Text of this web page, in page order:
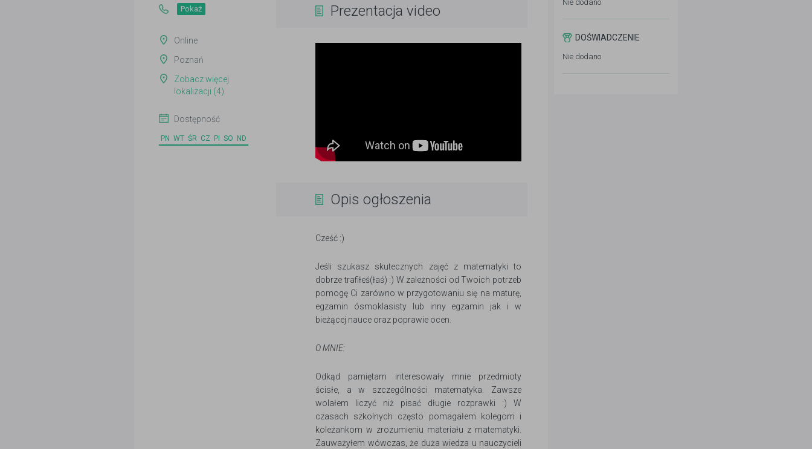
Pokaż
Online
Poznań
Zobacz więcej
lokalizacji (4)
Dostępność
PN WT ŚR CZ PI SO ND
Prezentacja video
Opis ogłoszenia
Cześć :)
Jeśli szukasz skutecznych zajęć z matematyki to
dobrze trafiłeś(łaś) :) W zależności od Twoich potrzeb
pomogę Ci zarówno w przygotowaniu się na maturę,
egzamin ósmoklasisty lub inny egzamin jak i w
bieżącej nauce oraz poprawie ocen.
O MNIE:
Odkąd pamiętam interesowały mnie przedmioty
ścisłe, a w szczególności matematyka. Zawsze
wolałem liczyć niż pisać długie rozprawki :) W
czasach szkolnych często pomagałem kolegom i
koleżankom w zrozumieniu materiału z matematyki.
Zauważyłem wówczas, że duża wiedza u nauczycieli
Nie dodano
DOŚWIADCZENIE
Nie dodano